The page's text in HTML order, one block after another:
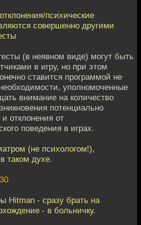
психические
совершенно другими
(в неявном виде) могут быть
в игру, но при этом
ставится программой не
уполномоченные
внимание на количество
потенциально
отклонения от
поведения в играх.
(не психологом!),
таком духе.
Hitman - сразу брать на
- в больничку.